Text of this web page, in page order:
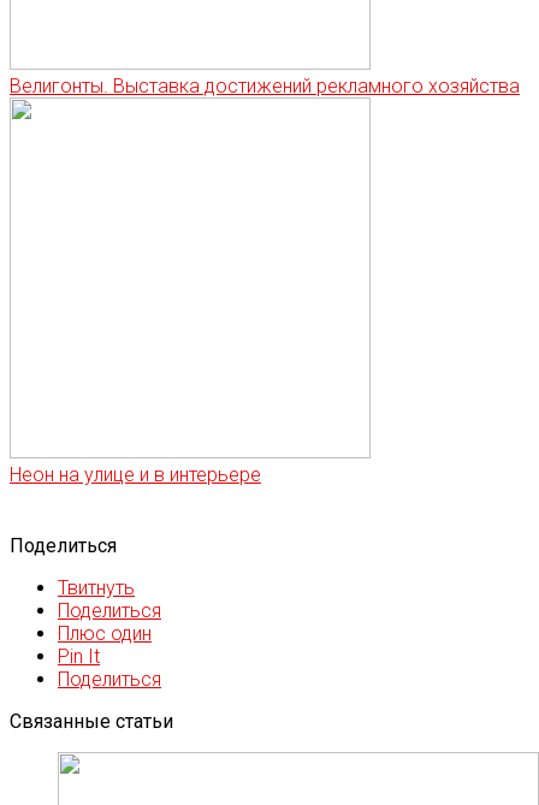
Велигонты. Выставка достижений рекламного хозяйства
Неон на улице и в интерьере
Поделиться
Твитнуть
Поделиться
Плюс один
Pin It
Поделиться
Связанные статьи